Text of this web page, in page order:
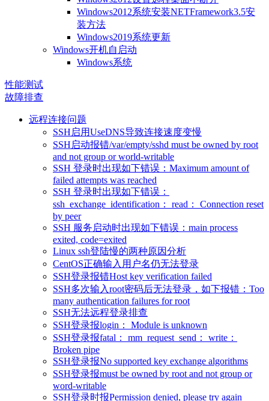
Windows2012系统安装NETFramework3.5安
装方法
Windows2019系统更新
Windows开机自启动
Windows系统
性能测试
故障排查
远程连接问题
SSH启用UseDNS导致连接速度变慢
SSH启动报错/var/empty/sshd must be owned by root
and not group or world-writable
SSH 登录时出现如下错误：Maximum amount of
failed attempts was reached
SSH 登录时出现如下错误：
ssh_exchange_identification： read： Connection reset
by peer
SSH 服务启动时出现如下错误：main process
exited, code=exited
Linux ssh登陆慢的两种原因分析
CentOS正确输入用户名仍无法登录
SSH登录报错Host key verification failed
SSH多次输入root密码后无法登录，如下报错：Too
many authentication failures for root
SSH无法远程登录排查
SSH登录报login： Module is unknown
SSH登录报fatal： mm_request_send： write：
Broken pipe
SSH登录报No supported key exchange algorithms
SSH登录报must be owned by root and not group or
word-writable
SSH登录时报Permission denied, please try again